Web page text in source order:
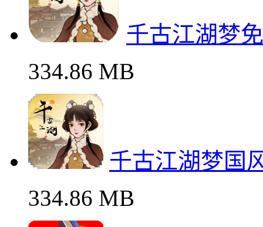
千古江湖梦
334.86 MB
千古江湖梦国
334.86 MB